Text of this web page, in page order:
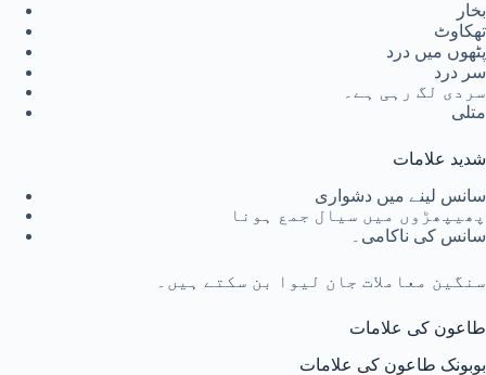
بخار
تھکاوٹ
پٹھوں میں درد
سر درد
سردی لگ رہی ہے۔
متلی
شدید علامات
سانس لینے میں دشواری
پھیپھڑوں میں سیال جمع ہونا
سانس کی ناکامی۔
سنگین معاملات جان لیوا بن سکتے ہیں۔
طاعون کی علامات
بوبونک طاعون کی علامات